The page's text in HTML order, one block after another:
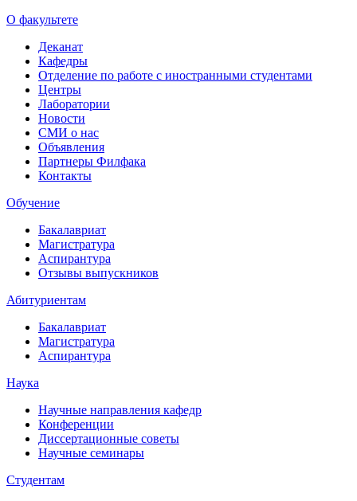
О факультете
Деканат
Кафедры
Отделение по работе с иностранными студентами
Центры
Лаборатории
Новости
СМИ о нас
Объявления
Партнеры Филфака
Контакты
Обучение
Бакалавриат
Магистратура
Аспирантура
Отзывы выпускников
Абитуриентам
Бакалавриат
Магистратура
Аспирантура
Наука
Научные направления кафедр
Конференции
Диссертационные советы
Научные семинары
Студентам